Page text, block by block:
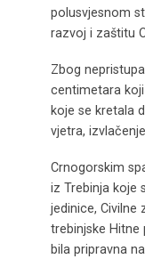
polusvjesnom
razvoj i zaštitu
Zbog
centimetara
koje se kretala
vjetra,
Crnogorskim
iz Trebinja koje
jedinice, Civilne
trebinjske Hitne
bila pripravna